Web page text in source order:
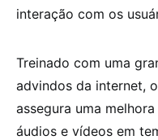
interação com os
Treinado com uma
advindos da internet,
assegura uma
áudios e vídeos em